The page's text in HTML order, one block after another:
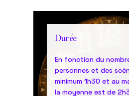
Durée
En fonction du
personnes et des
minimum 1h30 et au
la moyenne est de